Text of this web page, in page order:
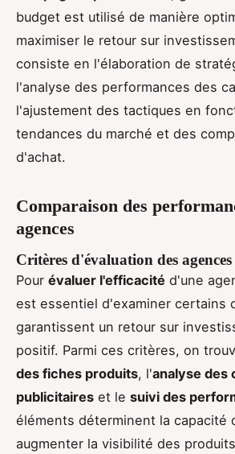
budget est utilisé de manière
maximiser le retour sur
consiste en l'élaboration de
l'analyse des performances des
l'ajustement des tactiques en
tendances du marché et des
d'achat.
Comparaison des
agences
Critères d'évaluation des
Pour évaluer l'efficacité d'une
est essentiel d'examiner certains
garantissent un retour sur
positif. Parmi ces critères, on
des fiches produits, l'analyse des
publicitaires et le suivi des
éléments déterminent la capacité
augmenter la visibilité des